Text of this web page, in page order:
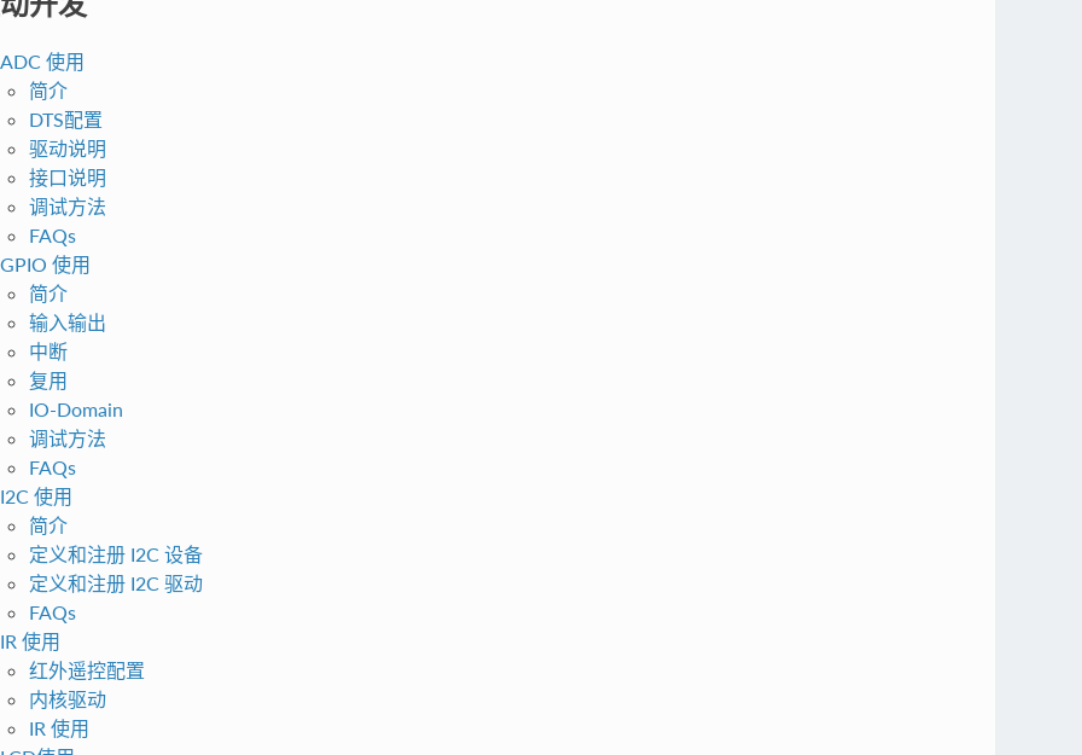
ADC 使用
简介
DTS配置
驱动说明
接口说明
调试方法
FAQs
GPIO 使用
简介
输入输出
中断
复用
IO-Domain
调试方法
FAQs
I2C 使用
简介
定义和注册 I2C 设备
定义和注册 I2C 驱动
FAQs
IR 使用
红外遥控配置
内核驱动
IR 使用